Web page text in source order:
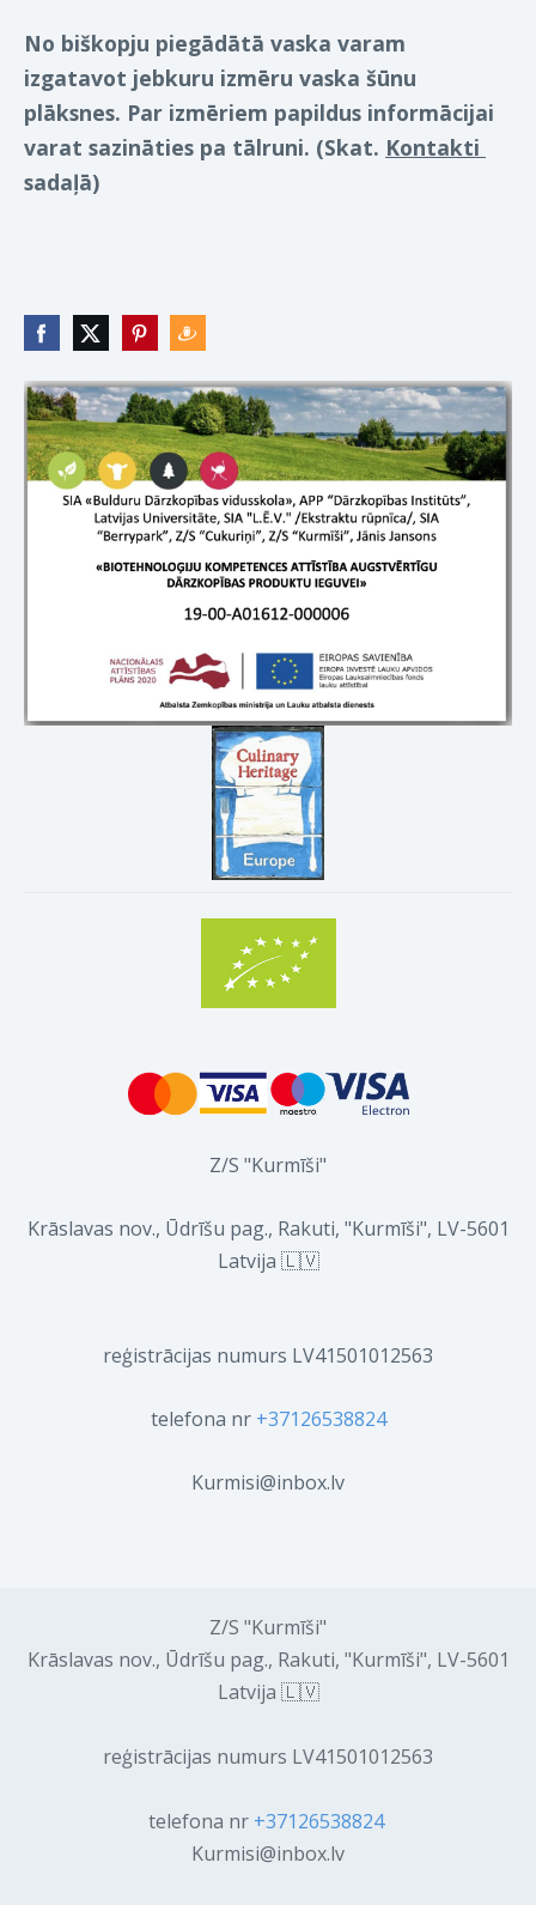
Z/S "Kurmīši"
Krāslavas nov., Ūdrīšu pag., Rakuti, "Kurmīši", LV-5601
Latvija 🇱🇻
reģistrācijas numurs LV41501012563
telefona nr +37126538824
Kurmisi@inbox.lv
No biškopju piegādātā vaska varam
izgatavot jebkuru izmēru vaska šūnu
plāksnes. Par izmēriem papildus informācijai
varat sazināties pa tālruni. (Skat.
sadaļā)
Z/S "Kurmīši"
Krāslavas nov., Ūdrīšu pag., Rakuti, "Kurmīši", LV-5601
Latvija 🇱🇻
reģistrācijas numurs LV41501012563
telefona nr +37126538824
Kurmisi@inbox.lv